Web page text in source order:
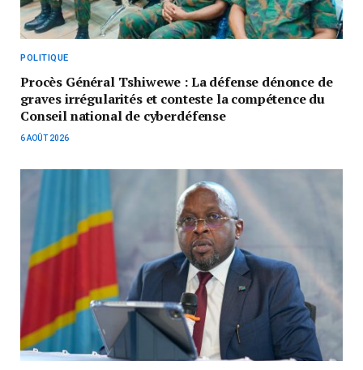
POLITIQUE
Procès Général Tshiwewe : La défense dénonce de
graves irrégularités et conteste la compétence du
Conseil national de cyberdéfense
6 AOÛT 2026